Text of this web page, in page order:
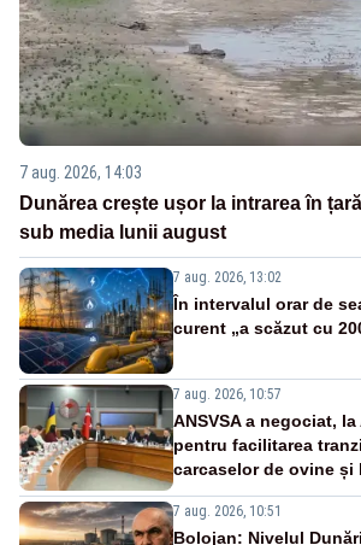
7 aug. 2026, 14:03
Dunărea crește ușor la intrarea în
sub media lunii august
7 aug. 2026, 13:02
În intervalul orar de
curent „a scăzut cu
7 aug. 2026, 10:57
ANSVSA a negociat,
pentru facilitarea
carcaselor de ovine și
7 aug. 2026, 10:51
Bolojan: Nivelul